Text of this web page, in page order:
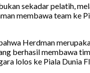
sekadar pelatih,
membawa team ke
Herdman
berhasil membawa
lolos ke Piala Dunia